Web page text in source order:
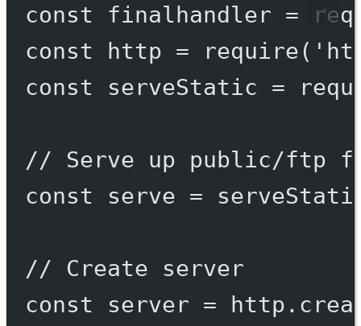
const finalhandler =
const
http = require(
const
serveStatic =
// Serve up public/ftp
const
serve =
// Create server
const
server = http.